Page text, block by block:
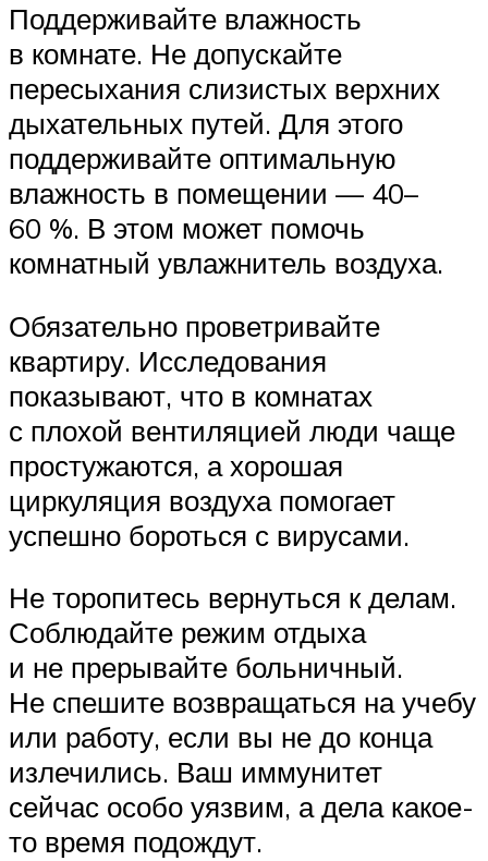
Поддерживайте влажность
в комнате. Не допускайте
пересыхания слизистых верхних
дыхательных путей. Для этого
поддерживайте оптимальную
влажность в помещении — 40–
60 %. В этом может помочь
комнатный увлажнитель воздуха.
Обязательно проветривайте
квартиру. Исследования
показывают, что в комнатах
с плохой вентиляцией люди чаще
простужаются, а хорошая
циркуляция воздуха помогает
успешно бороться с вирусами.
Не торопитесь вернуться к делам.
Соблюдайте режим отдыха
и не прерывайте больничный.
Не спешите возвращаться на учебу
или работу, если вы не до конца
излечились. Ваш иммунитет
сейчас особо уязвим, а дела какое-
то время подождут.